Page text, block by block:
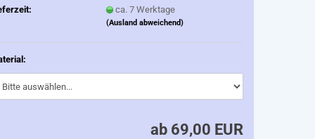
ca. 7 Werktage
(Ausland abweichend)
ab 69,00 EUR